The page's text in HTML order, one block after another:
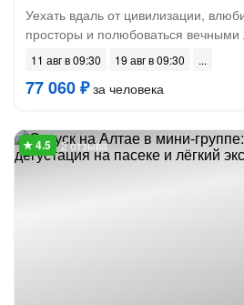
Уехать вдаль от цивилизации,
просторы и полюбоваться вечными
11 авг в 09:30 19 авг в 09:30
77 060 ₽за человека
2 отзыва